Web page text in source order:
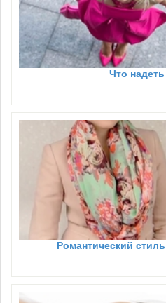
Что
Романтический